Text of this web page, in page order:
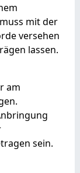
mit der
versehen
lassen.
am
sein.